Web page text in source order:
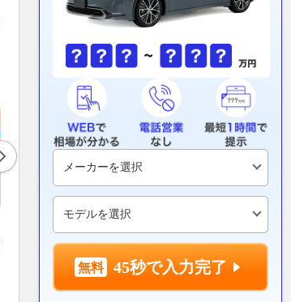
つあるのか？ 経験者わずか2割
という衝撃！ 「昔は普通だっ
た光景」が変わり始めた理由と
パーク最新情報】白
音様に見守られなが
45秒で入力完了